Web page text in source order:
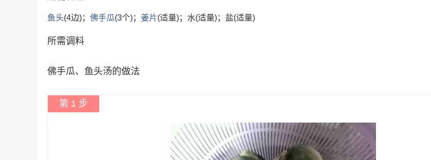
鱼头(4边)； 佛手瓜(3个)； 姜片(适量)；水(适量)；盐(适量)
所需调料
佛手瓜、鱼头汤的做法
第 1 步